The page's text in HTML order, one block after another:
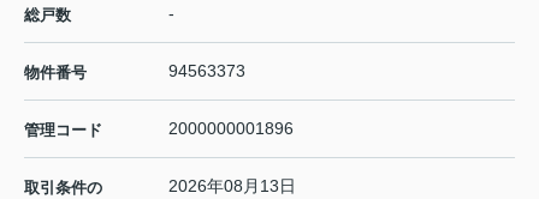
総戸数 -
物件番号 94563373
管理コード 2000000001896
取引条件の
2026年08月13日